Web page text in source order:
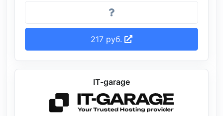
217 руб.
IT-garage